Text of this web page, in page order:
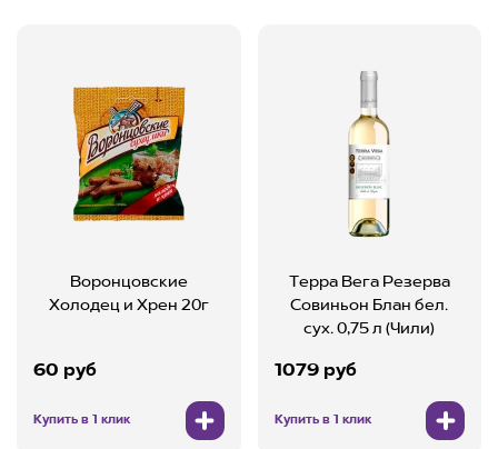
Воронцовские
Холодец и Хрен 20г
60 руб
Купить в 1 клик
Терра Вега Резерва
Совиньон Блан бел.
сух. 0,75 л (Чили)
1079 руб
Купить в 1 клик